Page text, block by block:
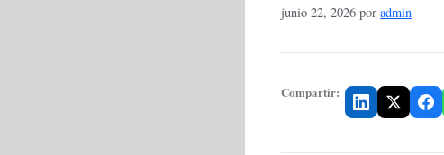
junio 22, 2026 por admin
Compartir: